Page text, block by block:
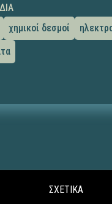
χημικοί δεσμοί
ΣΧΕΤΙΚΑ